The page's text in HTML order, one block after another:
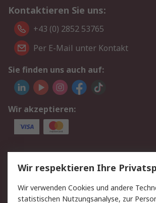
Kontaktieren Sie uns:
+43 (0) 2852 53765
Per E-Mail unter Kontakt
Sie finden uns auch auf:
Wir akzeptieren:
Service
Value Added Services
Rücksendung/Entsorgung Kontakt
Wir respektieren Ihre
Wir verwenden Cookies und andere
statistischen Nutzungsanalyse, zur